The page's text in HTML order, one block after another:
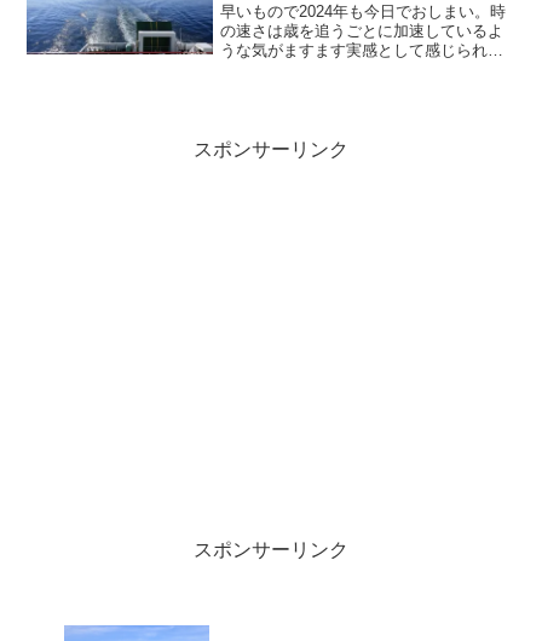
早いもので2024年も今日でおしまい。時
の速さは歳を追うごとに加速しているよ
うな気がますます実感として感じられる
いい加減にしてくれよと思うことが多か
ったですねぇ、特に「人」に対して。
スポンサーリンク
スポンサーリンク